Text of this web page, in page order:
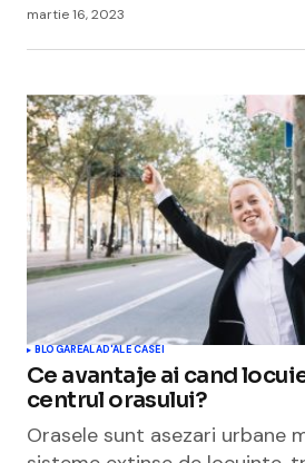
martie 16, 2023
BLOGAREALAD'ALE CASEI
Ce avantaje ai cand
centrul orasului?
Orasele sunt asezari urbane